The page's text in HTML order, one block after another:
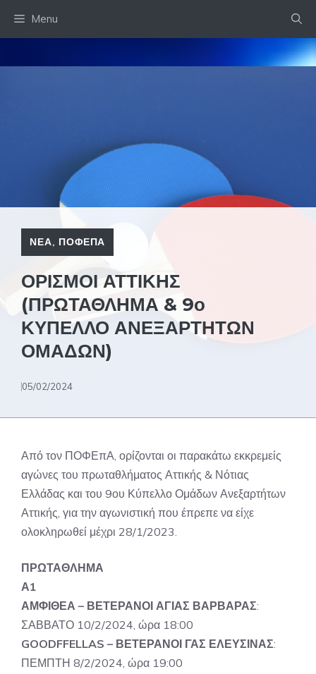
Menu
ΝΕΑ, ΠΟΦΕΠΑ
ΟΡΙΣΜΟΙ ΑΤΤΙΚΗΣ
(ΠΡΩΤΑΘΛΗΜΑ & 9ο
ΚΥΠΕΛΛΟ ΑΝΕΞΑΡΤΗΤΩΝ
ΟΜΑΔΩΝ)
05/02/2024
Από τον ΠΟΦΕπΑ, ορίζονται οι παρακάτω εκκρεμείς
αγώνες του πρωταθλήματος Αττικής & Νότιας
Ελλάδας και του 9ου Κύπελλο Ομάδων Ανεξαρτήτων
Αττικής, για την αγωνιστική που έπρεπε να είχε
ολοκληρωθεί μέχρι 28/1/2023.
ΠΡΩΤΑΘΛΗΜΑ
Α1
ΑΜΦΙΘΕΑ – ΒΕΤΕΡΑΝΟΙ ΑΓΙΑΣ ΒΑΡΒΑΡΑΣ:
ΣΑΒΒΑΤΟ 10/2/2024, ώρα 18:00
GOODFFELLAS – ΒΕΤΕΡΑΝΟΙ ΓΑΣ ΕΛΕΥΣΙΝΑΣ:
ΠΕΜΠΤΗ 8/2/2024, ώρα 19:00